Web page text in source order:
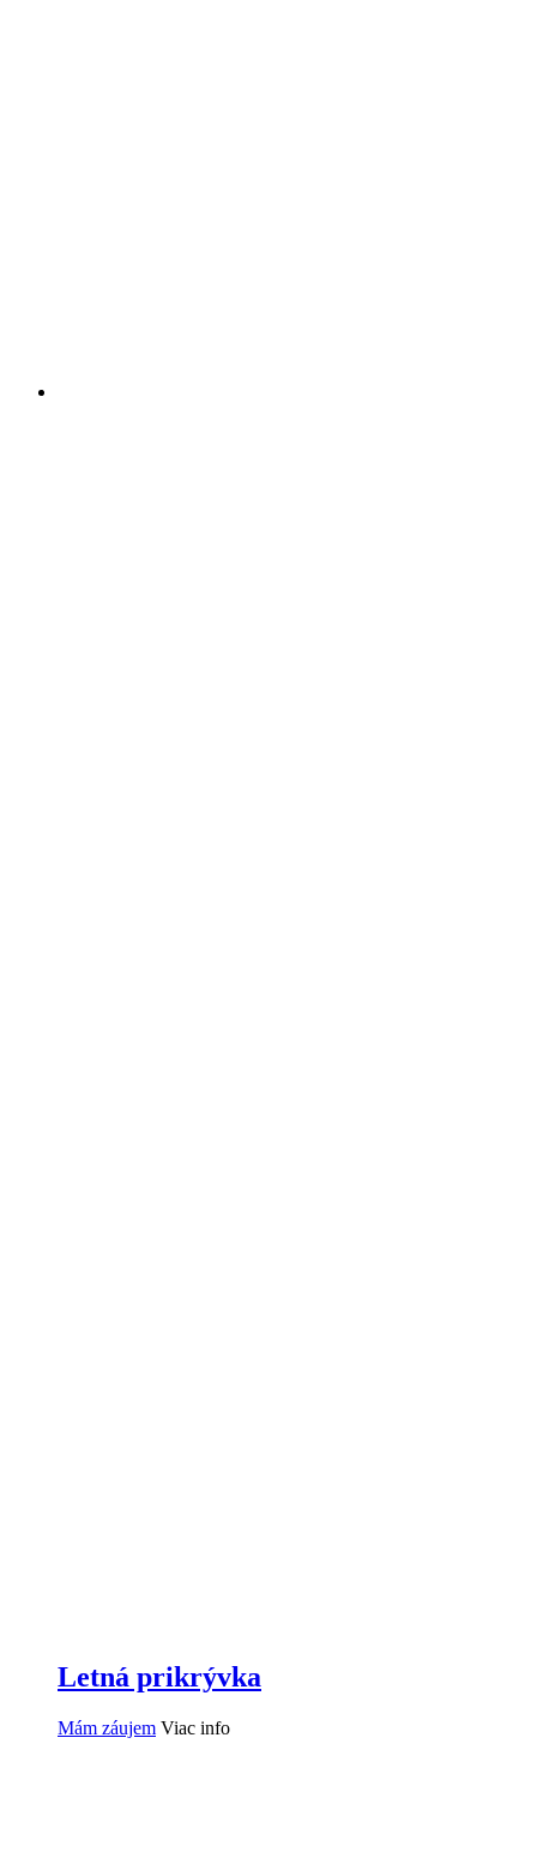
Letná prikrývka
Mám záujem Viac info